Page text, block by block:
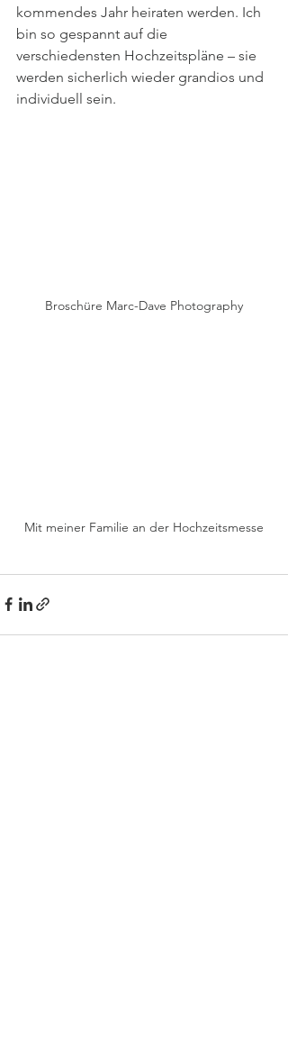
kommendes Jahr heiraten werden. Ich
bin so gespannt auf die
verschiedensten Hochzeitspläne – sie
werden sicherlich wieder grandios und
individuell sein.
Broschüre Marc-Dave Photography
Mit meiner Familie an der Hochzeitsmesse